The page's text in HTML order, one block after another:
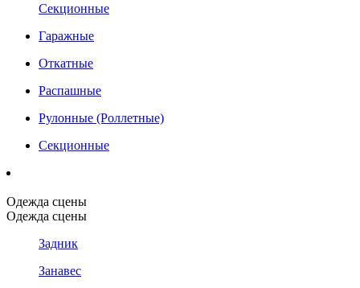
Секционные
Гаражные
Откатные
Распашные
Рулонные (Роллетные)
Секционные
Одежда сцены
Одежда сцены
Задник
Занавес